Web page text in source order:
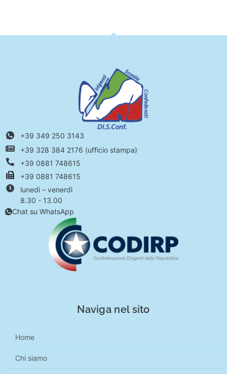
+39 349 250 3143
+39 328 384 2176 (ufficio stampa)
+39 0881 748615
+39 0881 748615
lunedì – venerdì
8.30 - 13.00
Chat su WhatsApp
Naviga nel sito
Home
Chi siamo